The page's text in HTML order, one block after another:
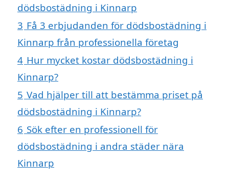
dödsbostädning i Kinnarp
3 Få 3 erbjudanden för dödsbostädning i
Kinnarp från professionella företag
4 Hur mycket kostar dödsbostädning i
Kinnarp?
5 Vad hjälper till att bestämma priset på
dödsbostädning i Kinnarp?
6 Sök efter en professionell för
dödsbostädning i andra städer nära
Kinnarp